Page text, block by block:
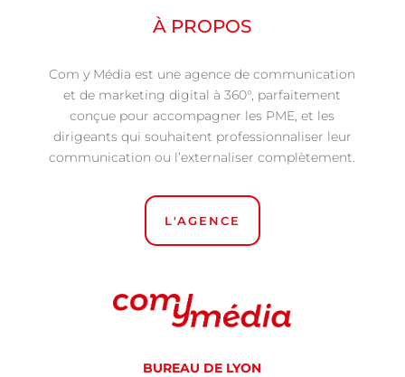
À PROPOS
Com y Média est une agence de communication
et de marketing digital à 360°, parfaitement
conçue pour accompagner les PME, et les
dirigeants qui souhaitent professionnaliser leur
communication ou l’externaliser complètement.
L'AGENCE
BUREAU DE LYON